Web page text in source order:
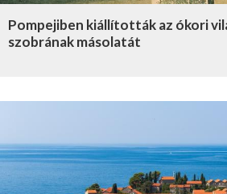
Pompejiben kiállították az ókori
szobrának másolatát